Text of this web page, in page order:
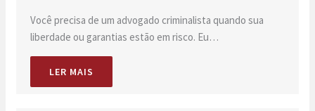
Você precisa de um advogado criminalista quando sua
liberdade ou garantias estão em risco. Eu…
LER MAIS